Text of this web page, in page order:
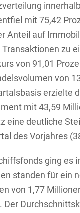
mit 75,42
Anteil auf
zu
von 91,01
von
erzielte
mit 43,59
eine deutliche
des Vorjahres
ging es
standen für ein
von 1,77
Der